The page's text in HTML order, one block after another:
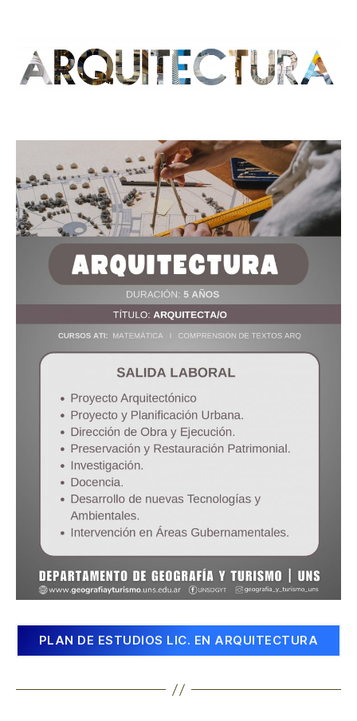
PLAN DE ESTUDIOS LIC. EN ARQUITECTURA